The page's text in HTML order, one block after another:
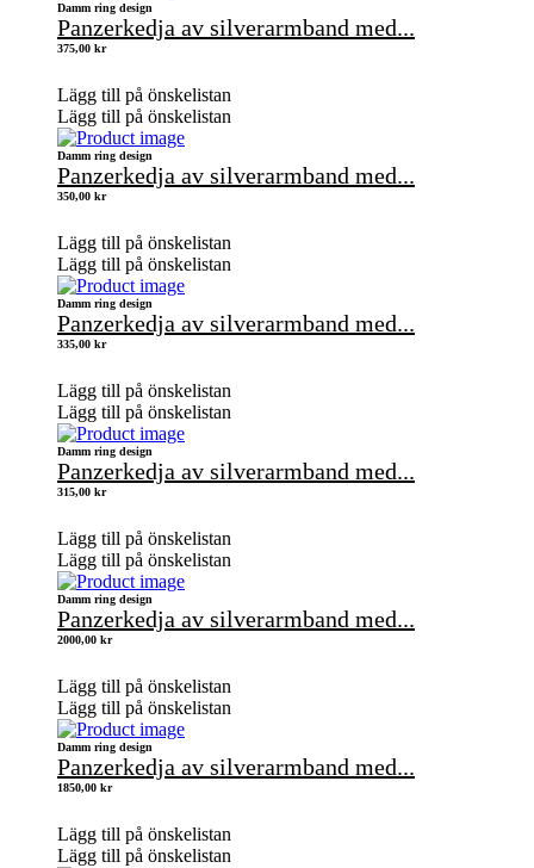
Damm ring design
Panzerkedja av silverarmband med...
375,00 kr
Lägg till på önskelistan
Lägg till på önskelistan
Damm ring design
Panzerkedja av silverarmband med...
350,00 kr
Lägg till på önskelistan
Lägg till på önskelistan
Damm ring design
Panzerkedja av silverarmband med...
335,00 kr
Lägg till på önskelistan
Lägg till på önskelistan
Damm ring design
Panzerkedja av silverarmband med...
315,00 kr
Lägg till på önskelistan
Lägg till på önskelistan
Damm ring design
Panzerkedja av silverarmband med...
2000,00 kr
Lägg till på önskelistan
Lägg till på önskelistan
Damm ring design
Panzerkedja av silverarmband med...
1850,00 kr
Lägg till på önskelistan
Lägg till på önskelistan